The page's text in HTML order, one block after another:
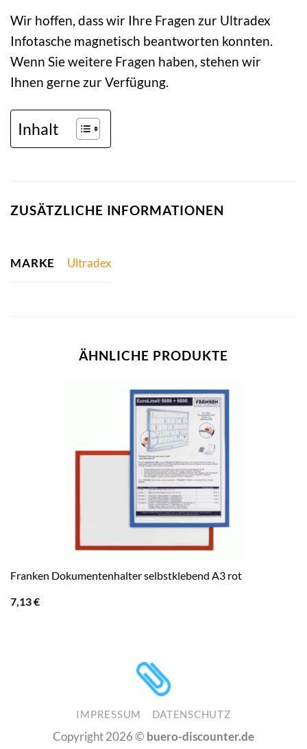
Wir hoffen, dass wir Ihre Fragen zur Ultradex
Infotasche magnetisch beantworten konnten.
Wenn Sie weitere Fragen haben, stehen wir
Ihnen gerne zur Verfügung.
Inhalt
ZUSÄTZLICHE INFORMATIONEN
MARKE Ultradex
ÄHNLICHE PRODUKTE
Franken Dokumentenhalter selbstklebend A3 rot
7,13€
IMPRESSUM DATENSCHUTZ
Copyright 2026 © buero-discounter.de